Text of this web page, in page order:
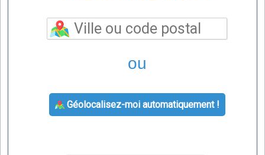
ou
Géolocalisez-moi automatiquement !